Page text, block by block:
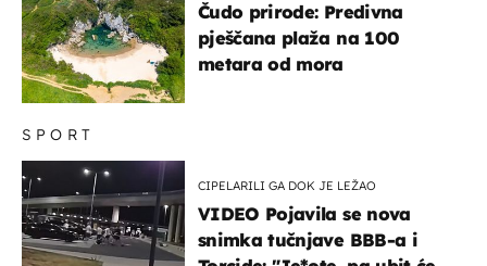
SPORT
CIPELARILI GA DOK JE LEŽAO
VIDEO Pojavila se nova
snimka tučnjave BBB-a i
Čudo prirode: Predivna
pješčana plaža na 100
metara od mora